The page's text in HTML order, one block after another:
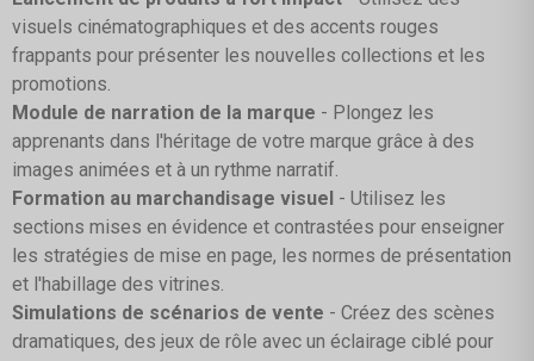
visuels cinématographiques et des accents rouges
frappants pour présenter les nouvelles collections et les
promotions.
Module de narration de la marque - Plongez les
apprenants dans l'héritage de votre marque grâce à des
images animées et à un rythme narratif.
Formation au marchandisage visuel - Utilisez les
sections mises en évidence et contrastées pour enseigner
les stratégies de mise en page, les normes de présentation
et l'habillage des vitrines.
Simulations de scénarios de vente - Créez des scènes
dramatiques, des jeux de rôle avec un éclairage ciblé pour